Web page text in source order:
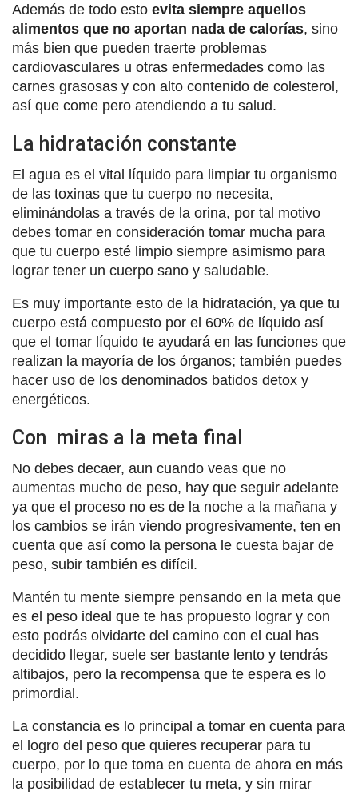
Además de todo esto evita siempre aquellos
alimentos que no aportan nada de calorías, sino
más bien que pueden traerte problemas
cardiovasculares u otras enfermedades como las
carnes grasosas y con alto contenido de colesterol,
así que come pero atendiendo a tu salud.
La hidratación constante
El agua es el vital líquido para limpiar tu organismo
de las toxinas que tu cuerpo no necesita,
eliminándolas a través de la orina, por tal motivo
debes tomar en consideración tomar mucha para
que tu cuerpo esté limpio siempre asimismo para
lograr tener un cuerpo sano y saludable.
Es muy importante esto de la hidratación, ya que tu
cuerpo está compuesto por el 60% de líquido así
que el tomar líquido te ayudará en las funciones que
realizan la mayoría de los órganos; también puedes
hacer uso de los denominados batidos detox y
energéticos.
Con miras a la meta final
No debes decaer, aun cuando veas que no
aumentas mucho de peso, hay que seguir adelante
ya que el proceso no es de la noche a la mañana y
los cambios se irán viendo progresivamente, ten en
cuenta que así como la persona le cuesta bajar de
peso, subir también es difícil.
Mantén tu mente siempre pensando en la meta que
es el peso ideal que te has propuesto lograr y con
esto podrás olvidarte del camino con el cual has
decidido llegar, suele ser bastante lento y tendrás
altibajos, pero la recompensa que te espera es lo
primordial.
La constancia es lo principal a tomar en cuenta para
el logro del peso que quieres recuperar para tu
cuerpo, por lo que toma en cuenta de ahora en más
la posibilidad de establecer tu meta, y sin mirar